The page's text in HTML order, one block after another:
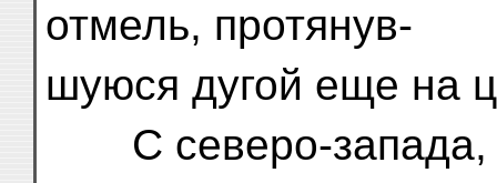
отмель, протянув-
шуюся дугой еще на
С северо-запада,